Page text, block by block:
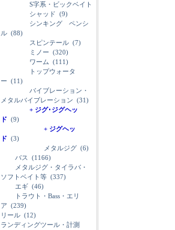
S字系・ビックベイト
シャッド (9)
シンキング ペンシ
ル (88)
スピンテール (7)
ミノー (320)
ワーム (111)
トップウォータ
ー (11)
バイブレーション・
メタルバイブレーション (31)
+ ジグ･ジグヘッ
ド (9)
+ ジグヘッ
ド (3)
メタルジグ (6)
バス
(1166)
メタルジグ・タイラバ・
ソフトベイト等 (337)
エギ (46)
トラウト・Bass・エリ
ア (239)
リール (12)
ランディングツール・計測